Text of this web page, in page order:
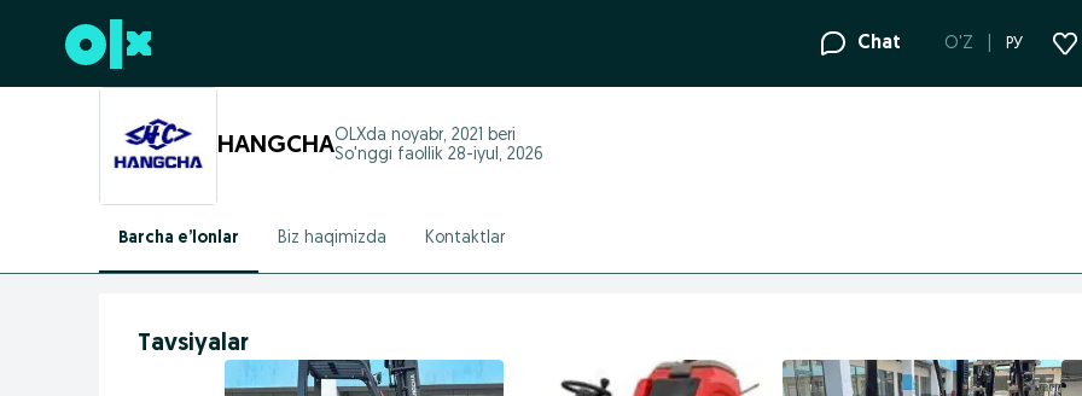
Futerga oʻtish Chat O'Z РУ
HANGCHAOLXda noyabr, 2021 beri
So'nggi faollik 28-iyul, 2026
Barcha e’lonlar Biz haqimizda Kontaktlar
Tavsiyalar